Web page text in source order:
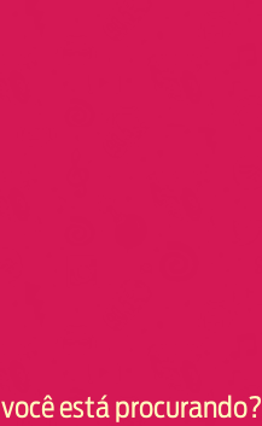
está procurando?